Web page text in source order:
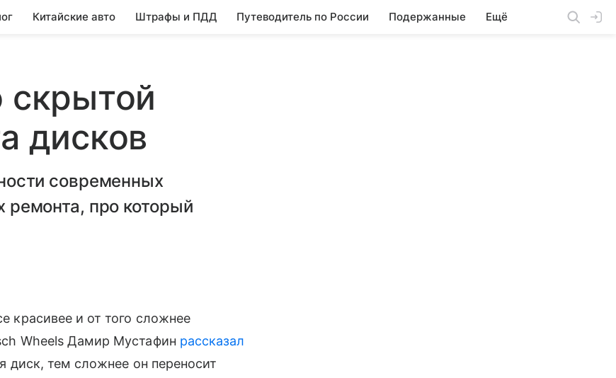
Китайские авто Штрафы и ПДД Путеводитель по России Подержанные Ещё
дисков
современных
ремонта, про который
красивее и от того сложнее
Wheels Дамир Мустафин рассказал
диск, тем сложнее он переносит